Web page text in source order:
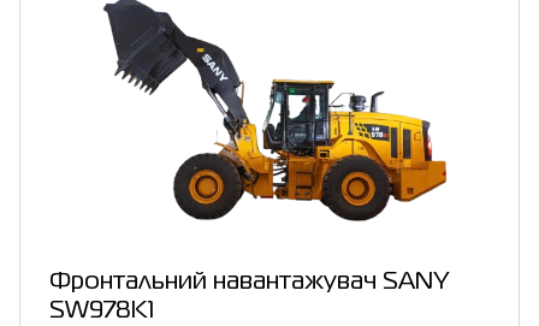
Фронтальний навантажувач SANY
SW978K1